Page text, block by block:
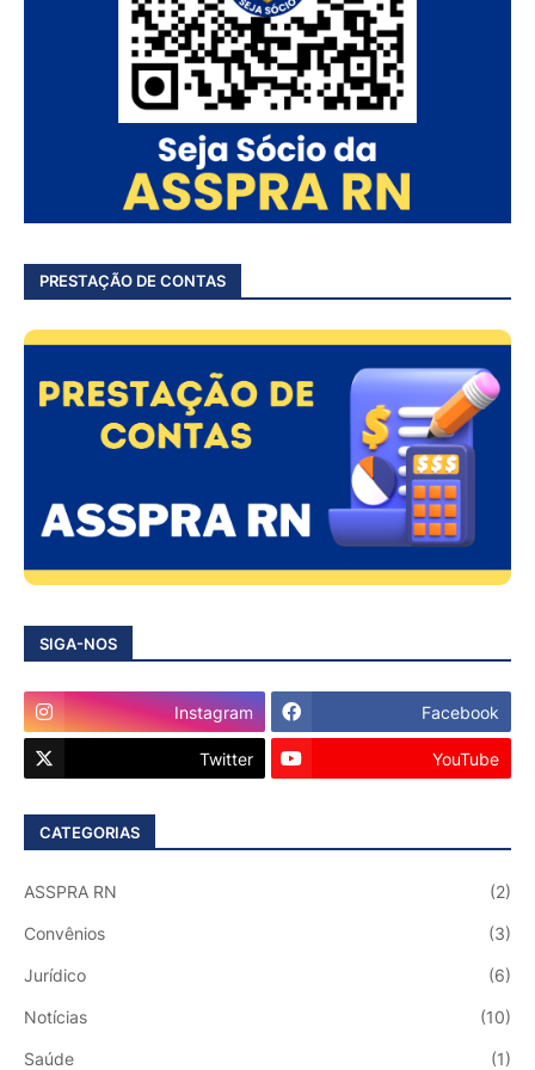
PRESTAÇÃO DE CONTAS
SIGA-NOS
Instagram Facebook
Twitter YouTube
CATEGORIAS
ASSPRA RN (2)
Convênios (3)
Jurídico (6)
Notícias (10)
Saúde (1)